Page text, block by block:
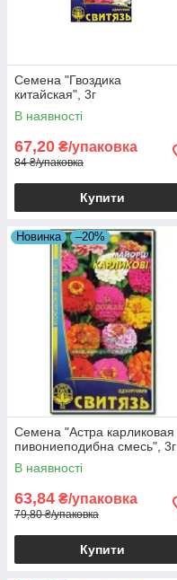
Семена "Гвоздика
китайская", 3г
В наявності
67,20 ₴/упаковка
84 ₴/упаковка
Купити
Новинка –20%
Семена "Астра карликовая
пивониеподибна смесь", 3г
В наявності
63,84 ₴/упаковка
79,80 ₴/упаковка
Купити